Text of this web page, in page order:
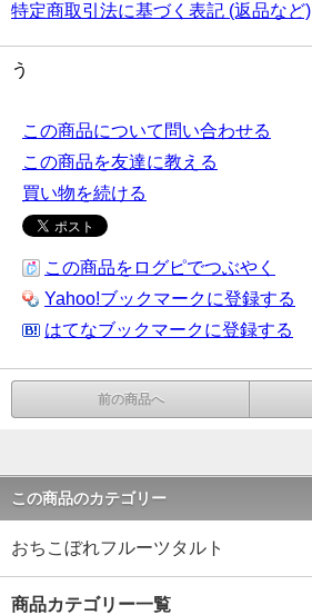
特定商取引法に基づく表記 (返品など)
う
この商品について問い合わせる
この商品を友達に教える
買い物を続ける
この商品をログピでつぶやく
Yahoo!ブックマークに登録する
はてなブックマークに登録する
前の商品へ
この商品のカテゴリー
おちこぼれフルーツタルト
商品カテゴリー一覧